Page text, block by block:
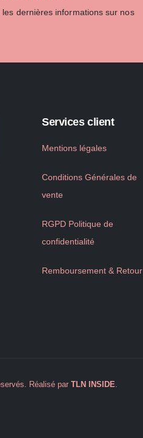
dernières informations sur nos
Services client
Mentions légales
Conditions Générales de
vente
RGPD Politique de
confidentialité
Remboursement & Retour
Réalisé par TLN INSIDE.